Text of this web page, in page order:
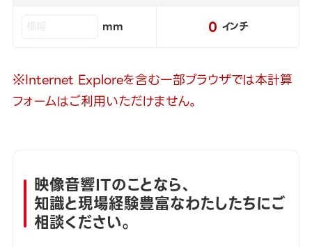
mm 0 インチ
※Internet Exploreを含む一部ブラウザでは本計算
フォームはご利用いただけません。
映像音響ITのことなら、
知識と現場経験豊富なわたしたちにご
相談ください。